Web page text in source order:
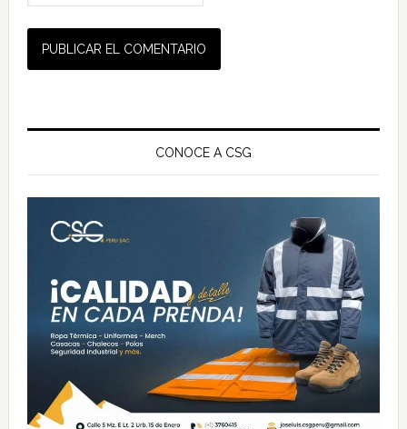
Barra
principal
CONOCE A CSG